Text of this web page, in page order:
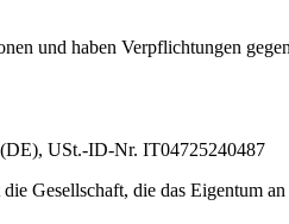
und haben Verpflichtungen
USt.-ID-Nr. IT04725240487
die Gesellschaft, die das Eigentum